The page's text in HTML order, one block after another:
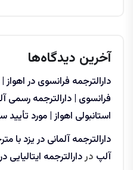
آخرین دیدگاه‌ها
دارالترجمه فرانسوی در
فرانسوی | دارالترجمه رسمی
استانبولی اهواز | مورد تأیید
دارالترجمه آلمانی در یزد
آلپ دردارالترجمه